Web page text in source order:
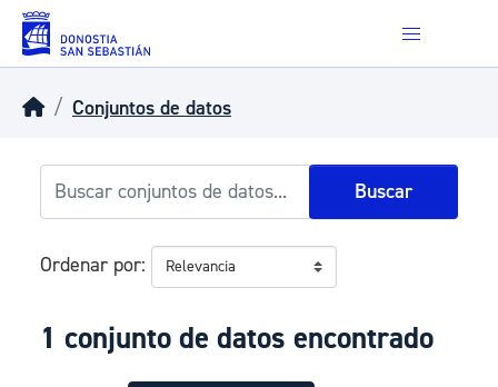
Skip to main content
Conjuntos de datos
Buscar
Ordenar por
1 conjunto de datos encontrado